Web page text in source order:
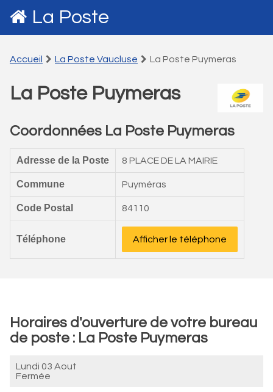
La Poste
Accueil La Poste Vaucluse La Poste Puymeras
La Poste Puymeras
Coordonnées La Poste Puymeras
Adresse de la Poste 8 PLACE DE LA MAIRIE
Commune Puyméras
Code Postal 84110
Téléphone Afficher le téléphone
Horaires d'ouverture de votre bureau
de poste : La Poste Puymeras
Lundi 03 Aout
Fermée